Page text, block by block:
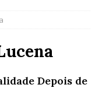
Depois de